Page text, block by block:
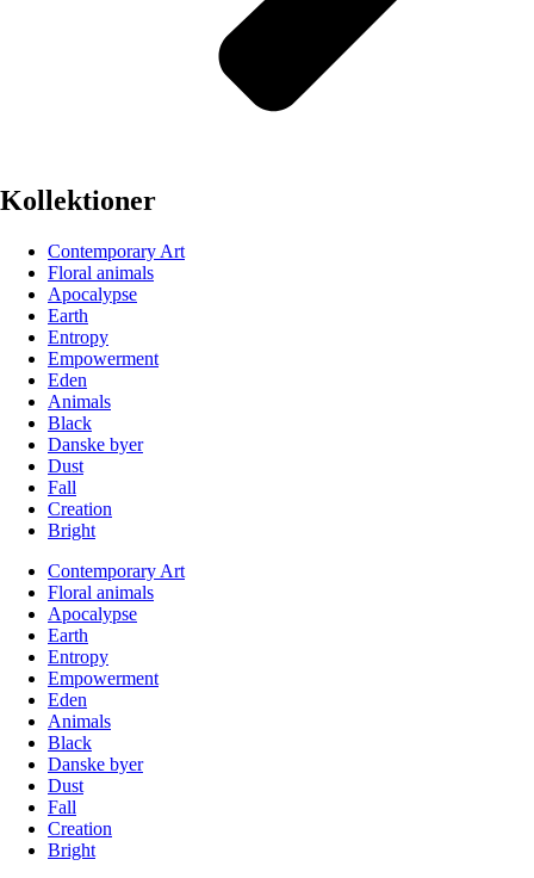
Kollektioner
Contemporary Art
Floral animals
Apocalypse
Earth
Entropy
Empowerment
Eden
Animals
Black
Danske byer
Dust
Fall
Creation
Bright
Contemporary Art
Floral animals
Apocalypse
Earth
Entropy
Empowerment
Eden
Animals
Black
Danske byer
Dust
Fall
Creation
Bright